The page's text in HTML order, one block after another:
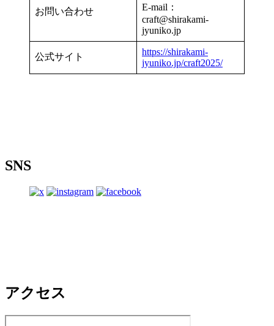
お問い合わせ
E-mail：
craft@shirakami-
jyuniko.jp
公式サイト
https://shirakami-
jyuniko.jp/craft2025/
SNS
アクセス